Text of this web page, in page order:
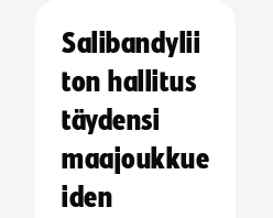
Salibandylii
ton hallitus
täydensi
maajoukkue
iden